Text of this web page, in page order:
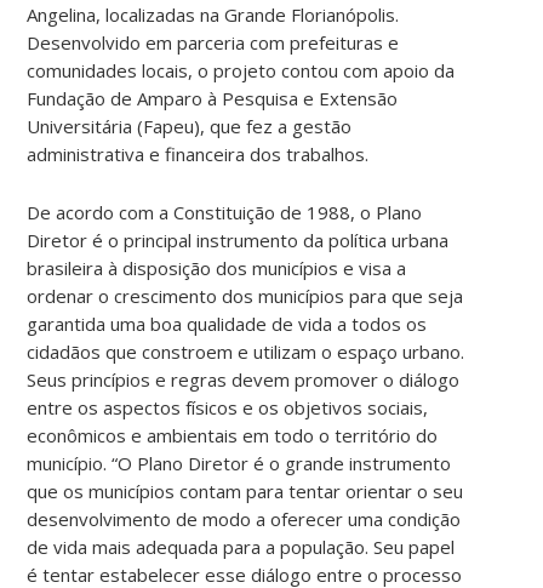
Angelina, localizadas na Grande Florianópolis.
Desenvolvido em parceria com prefeituras e
comunidades locais, o projeto contou com apoio da
Fundação de Amparo à Pesquisa e Extensão
Universitária (Fapeu), que fez a gestão
administrativa e financeira dos trabalhos.
De acordo com a Constituição de 1988, o Plano
Diretor é o principal instrumento da política urbana
brasileira à disposição dos municípios e visa a
ordenar o crescimento dos municípios para que seja
garantida uma boa qualidade de vida a todos os
cidadãos que constroem e utilizam o espaço urbano.
Seus princípios e regras devem promover o diálogo
entre os aspectos físicos e os objetivos sociais,
econômicos e ambientais em todo o território do
município. “O Plano Diretor é o grande instrumento
que os municípios contam para tentar orientar o seu
desenvolvimento de modo a oferecer uma condição
de vida mais adequada para a população. Seu papel
é tentar estabelecer esse diálogo entre o processo